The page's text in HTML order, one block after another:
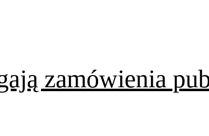
zamówienia